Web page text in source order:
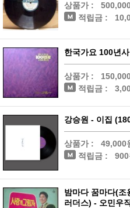
상품가 :
적립금 :
한국가요 100년
상품가 :
적립금 :
강승원 - 이집
상품가 :
49,000
적립금 :
900
밤마다 꿈마다(조
러더스) - 오민우